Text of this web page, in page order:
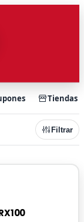
Tiendas
Filtrar